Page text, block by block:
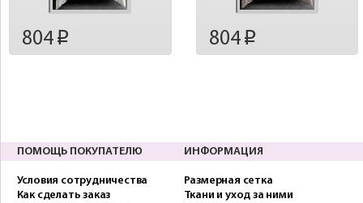
804 p 804p
ПОМОЩЬ ПОКУПАТЕЛЮ
Условия сотрудничества
Как сделать заказ
ИНФОРМАЦИЯ
Размерная сетка
Ткани и уход за ними